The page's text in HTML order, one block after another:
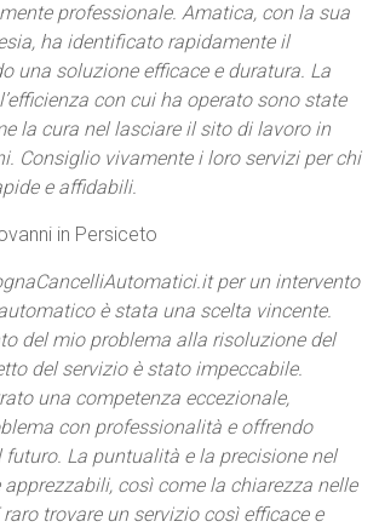
professionale. Amatica, con la sua
ha identificato rapidamente il
una soluzione efficace e duratura. La
con cui ha operato sono state
la cura nel lasciare il sito di lavoro in
Consiglio vivamente i loro servizi per chi
e affidabili.
in Persiceto
per un intervento
è stata una scelta vincente.
del mio problema alla risoluzione del
del servizio è stato impeccabile.
una competenza eccezionale,
con professionalità e offrendo
La puntualità e la precisione nel
così come la chiarezza nelle
trovare un servizio così efficace e